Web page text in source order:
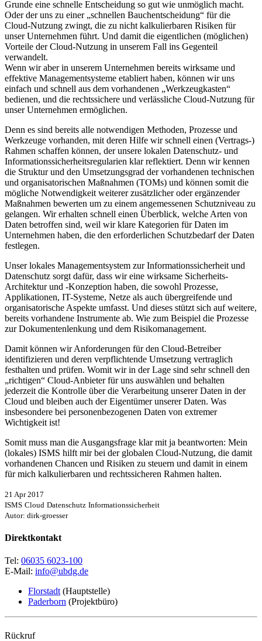
Grunde eine schnelle Entscheidung so gut wie unmöglich macht.
Oder der uns zu einer „schnellen Bauchentscheidung“ für die
Cloud-Nutzung zwingt, die zu nicht kalkulierbaren Risiken für
unser Unternehmen führt. Und damit die eigentlichen (möglichen)
Vorteile der Cloud-Nutzung in unserem Fall ins Gegenteil
verwandelt.
Wenn wir aber in unserem Unternehmen bereits wirksame und
effektive Managementsysteme etabliert haben, können wir uns
einfach und schnell aus dem vorhandenen „Werkzeugkasten“
bedienen, und die rechtssichere und verlässliche Cloud-Nutzung für
unser Unternehmen ermöglichen.
Denn es sind bereits alle notwendigen Methoden, Prozesse und
Werkzeuge vorhanden, mit deren Hilfe wir schnell einen (Vertrags-)
Rahmen schaffen können, der unsere lokalen Datenschutz- und
Informationssicherheitsregularien klar reflektiert. Denn wir kennen
die Struktur und den Umsetzungsgrad der vorhandenen technischen
und organisatorischen Maßnahmen (TOMs) und können somit die
mögliche Notwendigkeit weiterer zusätzlicher oder ergänzender
Maßnahmen bewerten um zu einem angemessenen Schutzniveau zu
gelangen. Wir erhalten schnell einen Überblick, welche Arten von
Daten betroffen sind, weil wir klare Kategorien für Daten im
Unternehmen haben, die den erforderlichen Schutzbedarf der Daten
festlegen.
Unser lokales Managementsystem zur Informationssicherheit und
Datenschutz sorgt dafür, dass wir eine wirksame Sicherheits-
Architektur und -Konzeption haben, die sowohl Prozesse,
Applikationen, IT-Systeme, Netze als auch übergreifende und
organisatorische Aspekte umfasst. Und dieses stützt sich auf weitere,
bereits vorhandene Instrumente ab. Wie zum Beispiel die Prozesse
zur Dokumentenlenkung und dem Risikomanagement.
Damit können wir Anforderungen für den Cloud-Betreiber
identifizieren und deren verpflichtende Umsetzung vertraglich
festhalten und prüfen. Womit wir in der Lage sind sehr schnell den
„richtigen“ Cloud-Anbieter für uns auswählen und behalten
jederzeit die Kontrolle über die Verarbeitung unserer Daten in der
Cloud und bleiben auch der Eigentümer unserer Daten. Was
insbesondere bei personenbezogenen Daten von extremer
Wichtigkeit ist!
Somit muss man die Ausgangsfrage klar mit ja beantworten: Mein
(lokales) ISMS hilft mir bei der globalen Cloud-Nutzung, die damit
vorhandenen Chancen und Risiken zu steuern und damit in einem
für mich kalkulierbaren und rechtssicheren Rahmen halten.
21 Apr 2017
ISMS Cloud Datenschutz Informationssicherheit
Autor: dirk-groesser
Direktkontakt
Tel: 06035 6023-100
E-Mail: info@ubdg.de
Florstadt (Hauptstelle)
Paderborn (Projektbüro)
Rückruf